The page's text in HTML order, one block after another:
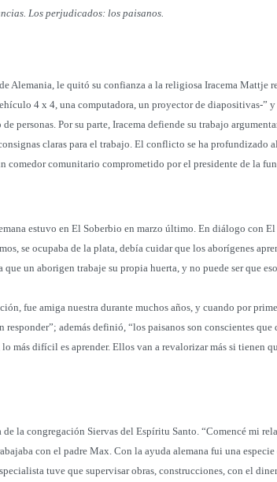
Los perjudicados: los paisanos.
Alemania, le quitó su confianza a la religiosa Iracema Mattje
4 x 4, una computadora, un proyector de diapositivas-” y
personas. Por su parte, Iracema defiende su trabajo
claras para el trabajo. El conflicto se ha profundizado
comedor comunitario comprometido por el presidente de la
estuvo en El Soberbio en marzo último. En diálogo con
se ocupaba de la plata, debía cuidar que los aborígenes
un aborigen trabaje su propia huerta, y no puede ser que
fue amiga nuestra durante muchos años, y cuando por
responder”; además definió, “los paisanos son conscientes que
más difícil es aprender. Ellos van a revalorizar más si tienen
la congregación Siervas del Espíritu Santo. “Comencé mi
con el padre Max. Con la ayuda alemana fui una
tuve que supervisar obras, construcciones, con el